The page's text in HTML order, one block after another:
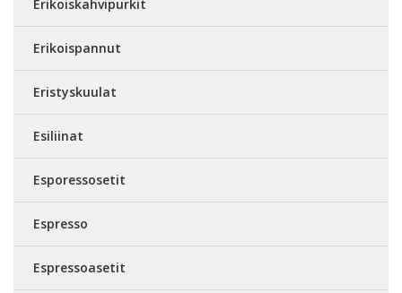
Erikoiskahvipurkit
Erikoispannut
Eristyskuulat
Esiliinat
Esporessosetit
Espresso
Espressoasetit